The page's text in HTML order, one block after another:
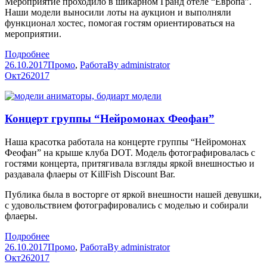
Наши модели выносили лоты на аукцион и выполняли
функционал хостес, помогая гостям ориентироваться на
мероприятии.
Подробнее
26.10.2017Промо, РаботаBy administrator
Окт262017
Концерт группы “Нейромонах Феофан”
Наша красотка работала на концерте группы “Нейромонах
Феофан” на крыше клуба DOT. Модель фотографировалась с
гостями концерта, притягивала взгляды яркой внешностью и
раздавала флаеры от KillFish Discount Bar.
Публика была в восторге от яркой внешности нашей девушки,
с удовольствием фотографировались с моделью и собирали
флаеры.
Подробнее
26.10.2017Промо, РаботаBy administrator
Окт262017